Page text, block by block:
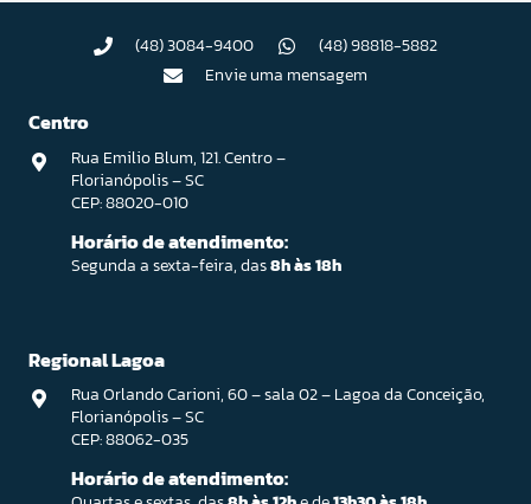
(48) 3084-9400
(48) 98818-5882
Envie uma mensagem
Centro
Rua Emilio Blum, 121. Centro –
Florianópolis – SC
CEP: 88020-010
Horário de atendimento:
Segunda a sexta-feira, das8h às 18h
Regional Lagoa
Rua Orlando Carioni, 60 – sala 02 – Lagoa da Conceição,
Florianópolis – SC
CEP: 88062-035
Horário de atendimento: